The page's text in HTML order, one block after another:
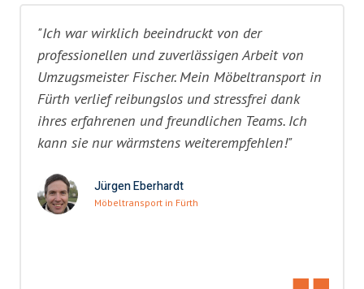
"Ich war wirklich beeindruckt von der
professionellen und zuverlässigen Arbeit von
Umzugsmeister Fischer. Mein Möbeltransport in
Fürth verlief reibungslos und stressfrei dank
ihres erfahrenen und freundlichen Teams. Ich
kann sie nur wärmstens weiterempfehlen!"
Jürgen Eberhardt
Möbeltransport in Fürth